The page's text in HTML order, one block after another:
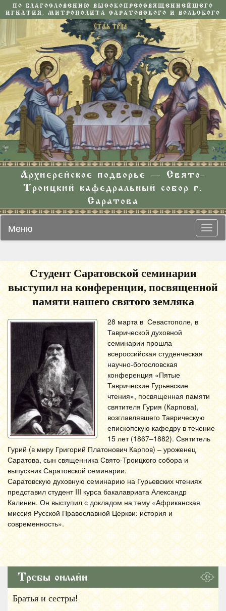
ПО БЛАГОСЛОВЕНИЮ ВЫСОКОПРЕОСВЯЩЕННЕЙШЕГО
ИГНАТИЯ, МИТРОПОЛИТА САРАТОВСКОГО И ВОЛЬСКОГО
Архиерейское подворье — Свято-
Троицкий кафедральный собор г.
Саратова
Меню
Студент Саратовской семинарии
выступил на конференции, посвященной
памяти нашего святого земляка
28 марта в Севастополе, в
Таврической духовной
семинарии прошла
всероссийская студенческая
научно-богословская
конференция «Пятые
Таврические Гурьевские
чтения», посвященная памяти
святителя Гурия (Карпова),
возглавлявшего Таврическую
епископскую кафедру в течение
15 лет (1867–1882). Святитель
Гурий (в миру Григорий Платонович Карпов) – уроженец
Саратова, сын священника Свято-Троицкого собора и
выпускник Саратовской семинарии.
Саратовскую духовную семинарию на Гурьевских чтениях
представил студент III курса бакалавриата Александр
Калинин. Он выступил с докладом на тему «Африканская
миссия Русской Православной Церкви: история и
современность».
Требы онлайн
Братья и сестры!